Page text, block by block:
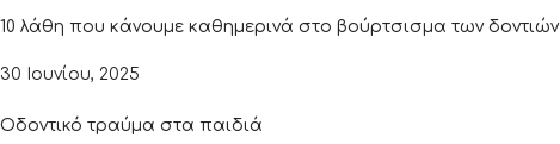
10 λάθη που κάνουμε καθημερινά στο βούρτσισμα των δοντιών
30 Ιουνίου, 2025
Οδοντικό τραύμα στα παιδιά